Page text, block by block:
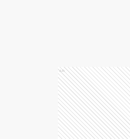
Ads